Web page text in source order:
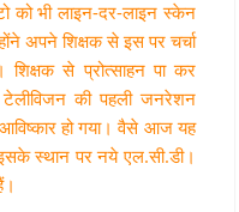
को भी लाइन-दर-लाइन स्केन
अपने शिक्षक से इस पर चर्चा
से प्रोत्साहन पा कर
की पहली जनरेशन
हो गया। वैसे आज यह
स्थान पर नये एल.सी.डी।